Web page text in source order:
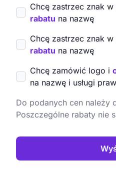
Chcę zastrzec znak w
rabatu na nazwę
Chcę zastrzec znak w
rabatu na nazwę
Chcę zamówić logo i
na nazwę i usługi
Do podanych cen należy
Poszczególne rabaty nie